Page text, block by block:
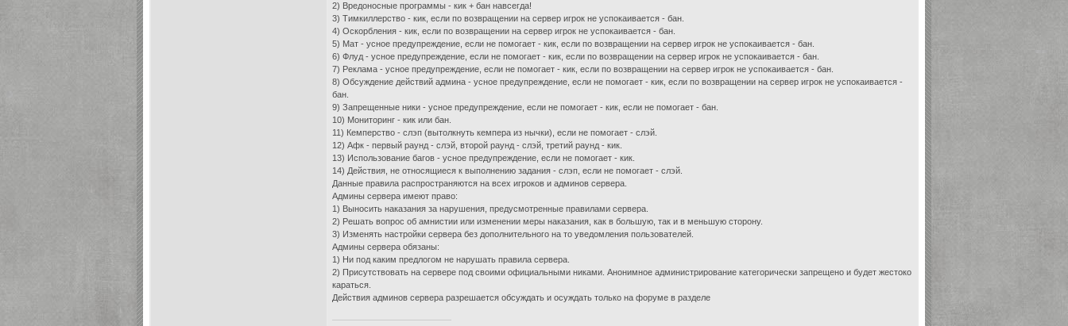
2) Вредоносные программы - кик + бан навсегда!
3) Тимкиллерство - кик, если по возвращении на сервер игрок не успокаивается - бан.
4) Оскорбления - кик, если по возвращении на сервер игрок не успокаивается - бан.
5) Мат - усное предупреждение, если не помогает - кик, если по возвращении на сервер игрок не успокаивается - бан.
6) Флуд - усное предупреждение, если не помогает - кик, если по возвращении на сервер игрок не успокаивается - бан.
7) Реклама - усное предупреждение, если не помогает - кик, если по возвращении на сервер игрок не успокаивается - бан.
8) Обсуждение действий админа - усное предупреждение, если не помогает - кик, если по возвращении на сервер игрок не успокаивается -
бан.
9) Запрещенные ники - усное предупреждение, если не помогает - кик, если не помогает - бан.
10) Мониторинг - кик или бан.
11) Кемперство - слэп (вытолкнуть кемпера из нычки), если не помогает - слэй.
12) Афк - первый раунд - слэй, второй раунд - слэй, третий раунд - кик.
13) Использование багов - усное предупреждение, если не помогает - кик.
14) Действия, не относящиеся к выполнению задания - слэп, если не помогает - слэй.
Данные правила распространяются на всех игроков и админов сервера.
Админы сервера имеют право:
1) Выносить наказания за нарушения, предусмотренные правилами сервера.
2) Решать вопрос об амнистии или изменении меры наказания, как в большую, так и в меньшую сторону.
3) Изменять настройки сервера без дополнительного на то уведомления пользователей.
Админы сервера обязаны:
1) Ни под каким предлогом не нарушать правила сервера.
2) Присутствовать на сервере под своими официальными никами. Анонимное администрирование категорически запрещено и будет жестоко
караться.
Действия админов сервера разрешается обсуждать и осуждать только на форуме в разделе